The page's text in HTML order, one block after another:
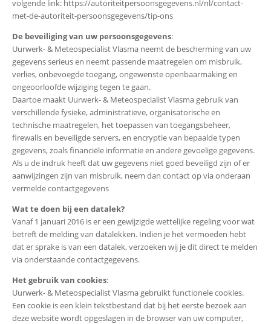
volgende link: https://autoriteitpersoonsgegevens.nl/nl/contact-
met-de-autoriteit-persoonsgegevens/tip-ons
De beveiliging van uw persoonsgegevens:
Uurwerk- & Meteospecialist Vlasma neemt de bescherming van uw
gegevens serieus en neemt passende maatregelen om misbruik,
verlies, onbevoegde toegang, ongewenste openbaarmaking en
ongeoorloofde wijziging tegen te gaan.
Daartoe maakt Uurwerk- & Meteospecialist Vlasma gebruik van
verschillende fysieke, administratieve, organisatorische en
technische maatregelen, het toepassen van toegangsbeheer,
firewalls en beveiligde servers, en encryptie van bepaalde typen
gegevens, zoals financiële informatie en andere gevoelige gegevens.
Als u de indruk heeft dat uw gegevens niet goed beveiligd zijn of er
aanwijzingen zijn van misbruik, neem dan contact op via onderaan
vermelde contactgegevens
Wat te doen bij een datalek?
Vanaf 1 januari 2016 is er een gewijzigde wettelijke regeling voor wat
betreft de melding van datalekken. Indien je het vermoeden hebt
dat er sprake is van een datalek, verzoeken wij je dit direct te melden
via onderstaande contactgegevens.
Het gebruik van cookies:
Uurwerk- & Meteospecialist Vlasma gebruikt functionele cookies.
Een cookie is een klein tekstbestand dat bij het eerste bezoek aan
deze website wordt opgeslagen in de browser van uw computer,